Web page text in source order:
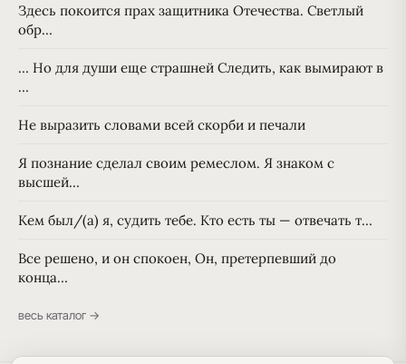
Здесь покоится прах защитника Отечества. Светлый
обр…
… Но для души еще страшней Следить, как вымирают в
…
Не выразить словами всей скорби и печали
Я познание сделал своим ремеслом. Я знаком с
высшей…
Кем был/(а) я, судить тебе. Кто есть ты — отвечать т…
Все решено, и он спокоен, Он, претерпевший до
конца…
весь каталог →